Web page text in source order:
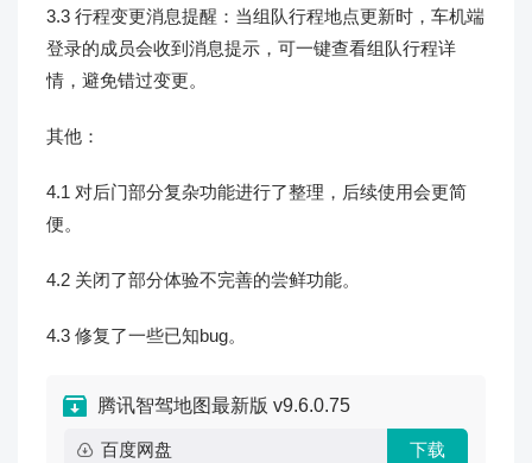
3.3 行程变更消息提醒：当组队行程地点更新时，车机端
登录的成员会收到消息提示，可一键查看组队行程详
情，避免错过变更。
其他：
4.1 对后门部分复杂功能进行了整理，后续使用会更简
便。
4.2 关闭了部分体验不完善的尝鲜功能。
4.3 修复了一些已知bug。
腾讯智驾地图最新版 v9.6.0.75
百度网盘 下载